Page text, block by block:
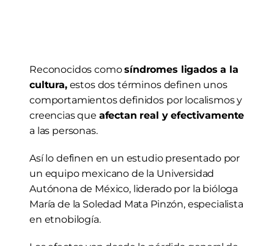
Reconocidos como síndromes ligados a la
cultura, estos dos términos definen unos
comportamientos definidos por localismos y
creencias que afectan real y efectivamente
a las personas.
Así lo definen en un estudio presentado por
un equipo mexicano de la Universidad
Autónona de México, liderado por la bióloga
María de la Soledad Mata Pinzón, especialista
en etnobilogía.